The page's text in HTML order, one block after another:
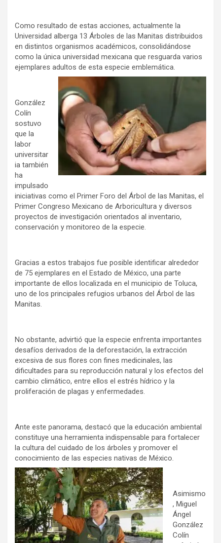
Como resultado de estas acciones, actualmente la
Universidad alberga 13 Árboles de las Manitas distribuidos
en distintos organismos académicos, consolidándose
como la única universidad mexicana que resguarda varios
ejemplares adultos de esta especie emblemática.
González
Colín
sostuvo
que la
labor
universitar
ia también
ha
impulsado
iniciativas como el Primer Foro del Árbol de las Manitas, el
Primer Congreso Mexicano de Arboricultura y diversos
proyectos de investigación orientados al inventario,
conservación y monitoreo de la especie.
Gracias a estos trabajos fue posible identificar alrededor
de 75 ejemplares en el Estado de México, una parte
importante de ellos localizada en el municipio de Toluca,
uno de los principales refugios urbanos del Árbol de las
Manitas.
No obstante, advirtió que la especie enfrenta importantes
desafíos derivados de la deforestación, la extracción
excesiva de sus flores con fines medicinales, las
dificultades para su reproducción natural y los efectos del
cambio climático, entre ellos el estrés hídrico y la
proliferación de plagas y enfermedades.
Ante este panorama, destacó que la educación ambiental
constituye una herramienta indispensable para fortalecer
la cultura del cuidado de los árboles y promover el
conocimiento de las especies nativas de México.
Asimismo
, Miguel
Ángel
González
Colín